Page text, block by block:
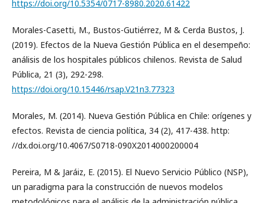
https://doi.org/10.5354/0717-8980.2020.61422
Morales-Casetti, M., Bustos-Gutiérrez, M & Cerda Bustos, J.
(2019). Efectos de la Nueva Gestión Pública en el desempeño:
análisis de los hospitales públicos chilenos. Revista de Salud
Pública, 21 (3), 292-298.
https://doi.org/10.15446/rsap.V21n3.77323
Morales, M. (2014). Nueva Gestión Pública en Chile: orígenes y
efectos. Revista de ciencia política, 34 (2), 417-438. http:
//dx.doi.org/10.4067/S0718-090X2014000200004
Pereira, M & Jaráiz, E. (2015). El Nuevo Servicio Público (NSP),
un paradigma para la construcción de nuevos modelos